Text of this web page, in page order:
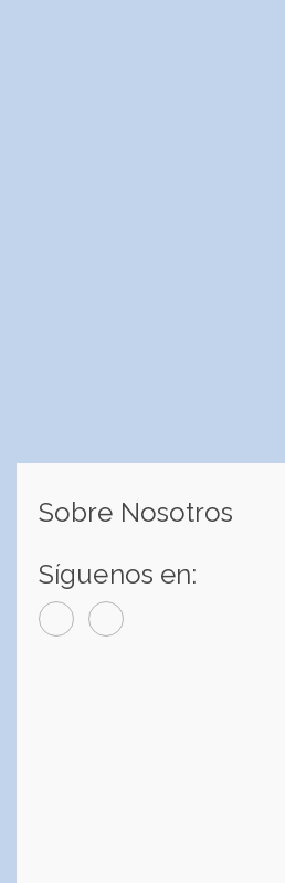
Sobre Nosotros
Síguenos en: